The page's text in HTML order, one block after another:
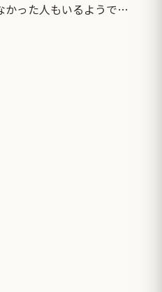
かった人もいるようで…